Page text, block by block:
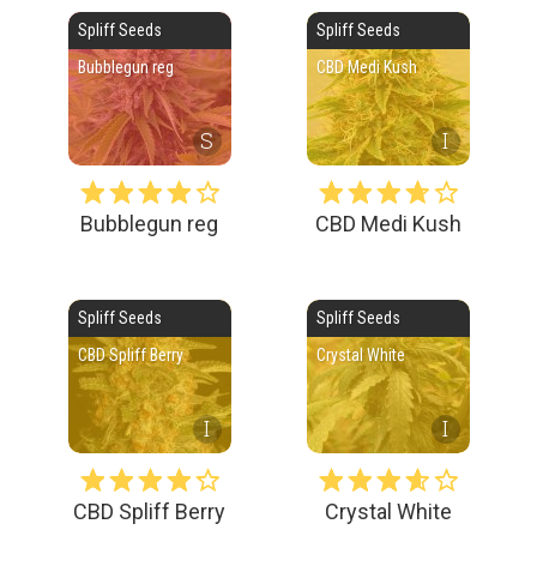
Spliff Seeds
Bubblegun reg
S
Bubblegun reg
Spliff Seeds
CBD Medi Kush
I
CBD Medi Kush
Spliff Seeds
CBD Spliff Berry
I
CBD Spliff Berry
Spliff Seeds
Crystal White
I
Crystal White